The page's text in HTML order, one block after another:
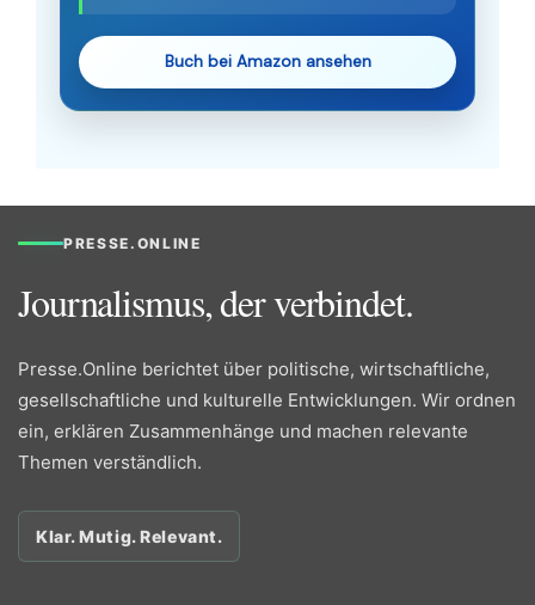
Buch bei Amazon ansehen
PRESSE.ONLINE
Journalismus, der verbindet.
Presse.Online berichtet über politische, wirtschaftliche,
gesellschaftliche und kulturelle Entwicklungen. Wir ordnen
ein, erklären Zusammenhänge und machen relevante
Themen verständlich.
Klar. Mutig. Relevant.